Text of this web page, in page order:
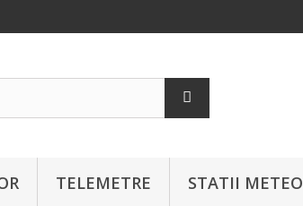
TELEMETRE STATII METEO